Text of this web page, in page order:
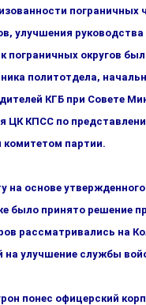
пограничных
улучшения
пограничных ок­ругов
политот­дела,
КГБ при Совете
ЦК КПСС по
партии.
на основе
было принято решение
рассмат­ривались на
улуч­шение службы
понес офицерский